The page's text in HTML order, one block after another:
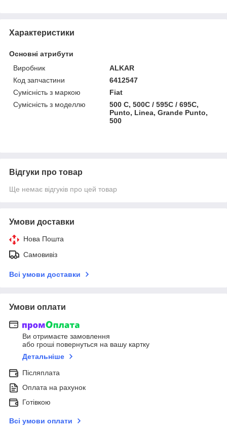
Характеристики
Основні атрибути
Виробник
ALKAR
Код запчастини
6412547
Сумісність з маркою
Fiat
Сумісність з моделлю
500 C, 500C / 595C / 695C,
Punto, Linea, Grande Punto,
500
Відгуки про товар
Ще немає відгуків про цей товар
Умови доставки
Нова Пошта
Самовивіз
Всі умови доставки
Умови оплати
Ви отримаєте замовлення
або гроші повернуться на вашу картку
Детальніше
Післяплата
Оплата на рахунок
Готівкою
Всі умови оплати